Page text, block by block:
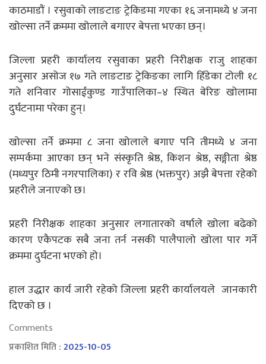
काठमाडाैं । रसुवाको लाङटाङ ट्रेकिङमा गएका १६ जनामध्ये ४ जना
खोल्सा तर्ने क्रममा खोलाले बगाएर बेपत्ता भएका छन्।
जिल्ला प्रहरी कार्यालय रसुवाका प्रहरी निरीक्षक राजु शाहका
अनुसार असोज १७ गते लाङटाङ ट्रेकिङका लागि हिँडेका टोली १८
गते शनिवार गोसाईंकुण्ड गाउँपालिका–४ स्थित बेरिङ खोलामा
दुर्घटनामा परेका हुन्।
खोल्सा तर्ने क्रममा ८ जना खोलाले बगाए पनि तीमध्ये ४ जना
सम्पर्कमा आएका छन् भने संस्कृति श्रेष्ठ, किशन श्रेष्ठ, सङ्गीता श्रेष्ठ
(मध्यपुर ठिमी नगरपालिका) र रवि श्रेष्ठ (भक्तपुर) अझै बेपत्ता रहेको
प्रहरीले जनाएको छ।
प्रहरी निरीक्षक शाहका अनुसार लगातारको वर्षाले खोला बढेको
कारण एकैपटक सबै जना तर्न नसकी पालैपालो खोला पार गर्ने
क्रममा दुर्घटना भएको हो।
हाल उद्धार कार्य जारी रहेको जिल्ला प्रहरी कार्यालयले जानकारी
दिएको छ ।
Comments
प्रकाशित मिति :2025-10-05